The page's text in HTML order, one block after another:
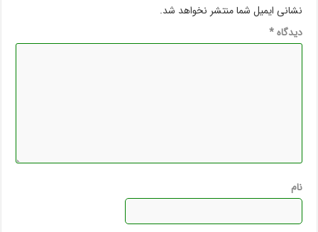
نشانی ایمیل شما منتشر نخواهد شد.
دیدگاه*
نام